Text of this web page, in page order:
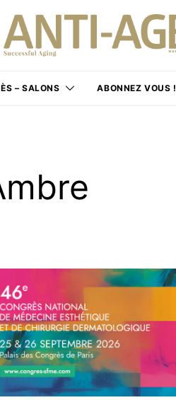
– SALONS ABONNEZ VOUS !